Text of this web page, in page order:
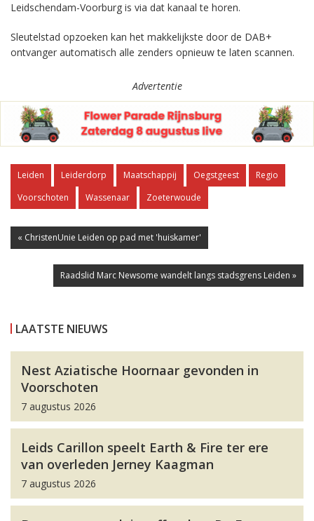
Leidschendam-Voorburg is via dat kanaal te horen.
Sleutelstad opzoeken kan het makkelijkste door de DAB+
ontvanger automatisch alle zenders opnieuw te laten scannen.
Advertentie
Leiden Leiderdorp Maatschappij Oegstgeest
Regio
Voorschoten
Wassenaar Zoeterwoude
« ChristenUnie Leiden op pad met 'huiskamer'
Raadslid Marc Newsome wandelt langs stadsgrens Leiden »
LAATSTE NIEUWS
Nest Aziatische Hoornaar gevonden in
Voorschoten
7 augustus 2026
Leids Carillon speelt Earth & Fire ter ere
van overleden Jerney Kaagman
7 augustus 2026